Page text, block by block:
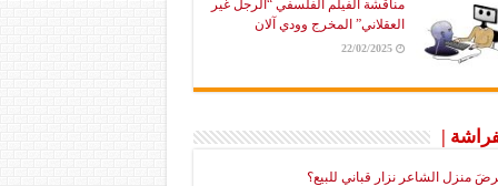
مناقشة الفيلم الفلسفي “الرجل غير
العقلاني” المخرج وودي آلان
22/02/2025
|
منزل الشاعر نزار قباني للبيع؟